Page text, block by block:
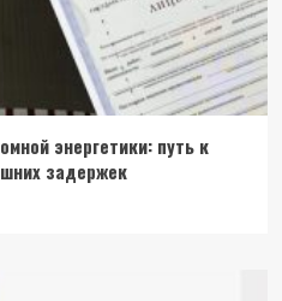
энергетики: путь к
задержек